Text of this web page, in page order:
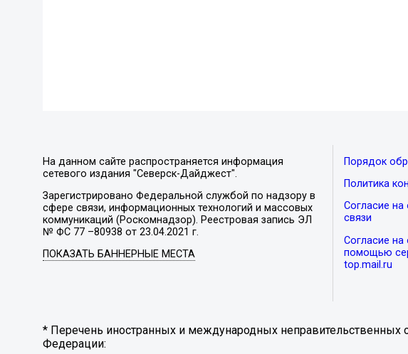
На данном сайте распространяется информация
сетевого издания "Северск-Дайджест".
Зарегистрировано Федеральной службой по надзору в
сфере связи, информационных технологий и массовых
коммуникаций (Роскомнадзор). Реестровая запись ЭЛ
№ ФС 77 –80938 от 23.04.2021 г.
ПОКАЗАТЬ БАННЕРНЫЕ МЕСТА
Порядок
Политика
Согласие
связи
Согласие
помощью
top.mail.ru
* Перечень иностранных и международных неправительственных
Федерации: